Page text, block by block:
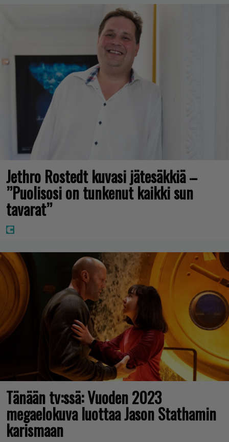
Jethro Rostedt kuvasi jätesäkkiä –
”Puolisosi on tunkenut kaikki sun
tavarat”
Tänään tv:ssä: Vuoden 2023
megaelokuva luottaa Jason Stathamin
karismaan